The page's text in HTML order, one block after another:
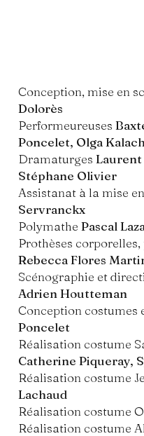
Conception, mise en
Dolorès
Performeureuses
Poncelet, Olga
DramaturgesLaurent
Stéphane Olivier
Assistanat à la mise
Servranckx
PolymathePascal
Prothèses
Rebecca Flores
Scénographie et
Adrien Houtteman
Conception
Poncelet
Réalisation costume
Catherine Piqueray,
Réalisation costume
Lachaud
Réalisation costume
Réalisation costume